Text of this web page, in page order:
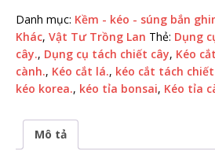
Danh mục: Kềm - kéo - súng bắn
Khác, Vật Tư Trồng Lan Thẻ: Dụng
cây., Dụng cụ tách chiết cây, Kéo
cành., Kéo cắt lá., kéo cắt tách
kéo korea., kéo tỉa bonsai, Kéo tỉa
Mô tả